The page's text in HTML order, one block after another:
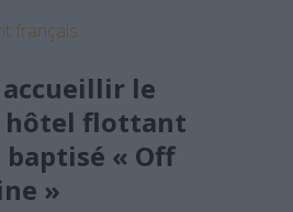
accueillir le
hôtel flottant
« Off
»